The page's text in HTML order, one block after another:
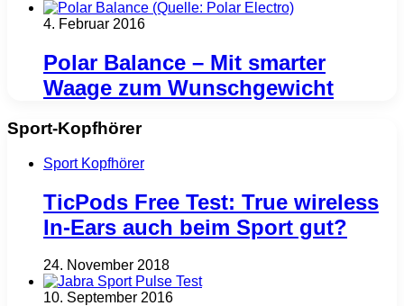
4. Februar 2016
Polar Balance – Mit smarter
Waage zum Wunschgewicht
Sport-Kopfhörer
Sport Kopfhörer
TicPods Free Test: True wireless
In-Ears auch beim Sport gut?
24. November 2018
10. September 2016